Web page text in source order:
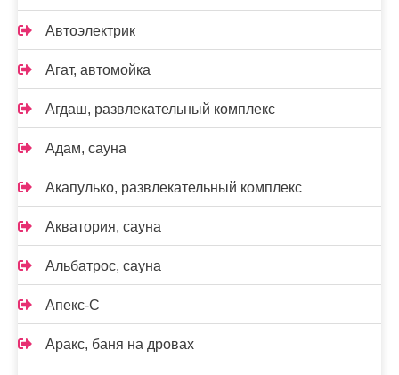
Автоэлектрик
Агат, автомойка
Агдаш, развлекательный комплекс
Адам, сауна
Акапулько, развлекательный комплекс
Акватория, сауна
Альбатрос, сауна
Апекс-С
Аракс, баня на дровах